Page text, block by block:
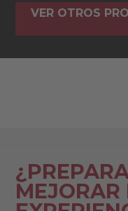
VER OTROS
MEJORAR